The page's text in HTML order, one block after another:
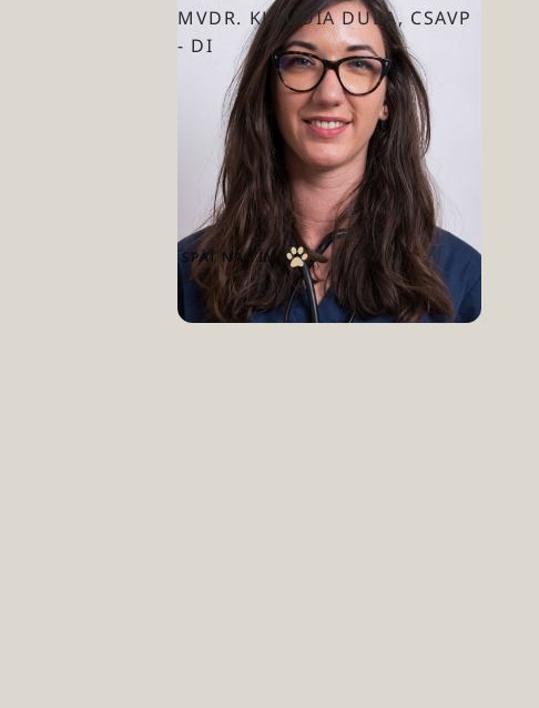
MVDR. KLAUDIA DUBA, CSAVP
- DI
CT - počítačová tomografia
Zobrazovacia diagnostika - USG,
klaudia.duba@anicura.sk
SPÄŤ NA TÍM